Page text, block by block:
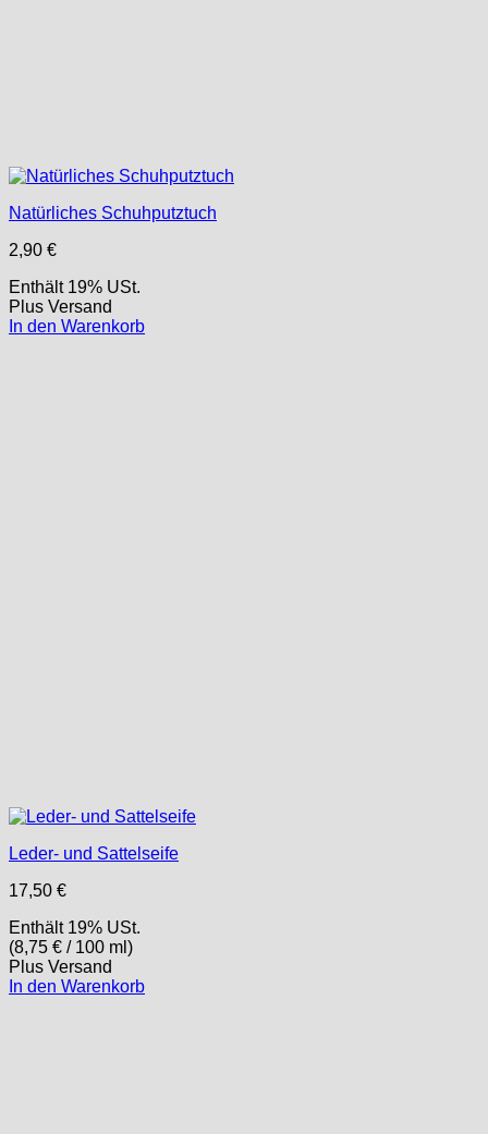
Natürliches Schuhputztuch
2,90 €
Enthält 19% USt.
Plus Versand
In den Warenkorb
Leder- und Sattelseife
17,50 €
Enthält 19% USt.
(8,75 € / 100 ml)
Plus Versand
In den Warenkorb